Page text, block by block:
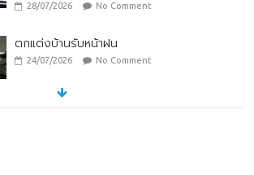
28/07/2026 No Comment
ตกแต่งบ้านรับหน้าฝน
24/07/2026 No Comment